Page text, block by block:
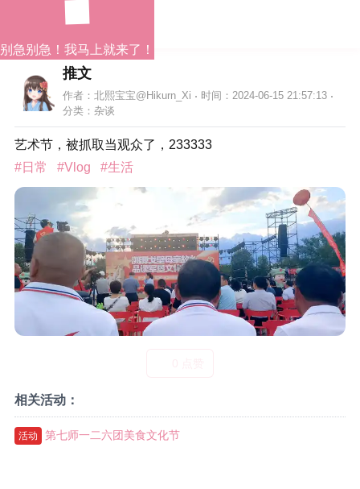
别急别急！我马上就来了！
推文
作者：北熙宝宝@Hikurn_Xi
时间：2024-06-15 21:57:13
分类： 杂谈
艺术节，被抓取当观众了，233333
#日常
#Vlog #生活
相关活动：
活动 第七师一二六团美食文化节